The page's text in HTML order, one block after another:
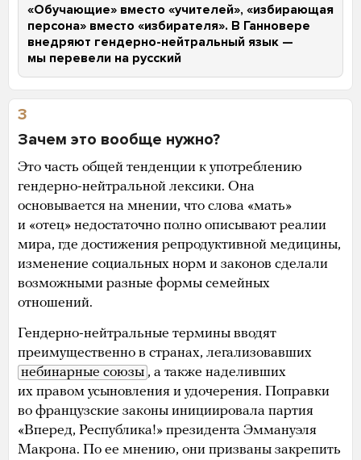
«Обучающие» вместо «учителей», «избирающая
персона» вместо «избирателя». В Ганновере
внедряют гендерно-нейтральный язык —
мы перевели на русский
3
Зачем это вообще нужно?
Это часть общей тенденции к употреблению
гендерно-нейтральной лексики. Она
основывается на мнении, что слова «мать»
и «отец» недостаточно полно описывают реалии
мира, где достижения репродуктивной медицины,
изменение социальных норм и законов сделали
возможными разные формы семейных
отношений.
Гендерно-нейтральные термины вводят
преимущественно в странах, легализовавших
небинарные союзы , а также наделивших
их правом усыновления и удочерения. Поправки
во французские законы инициировала партия
«Вперед, Республика!» президента Эммануэля
Макрона. По ее мнению, они призваны закрепить